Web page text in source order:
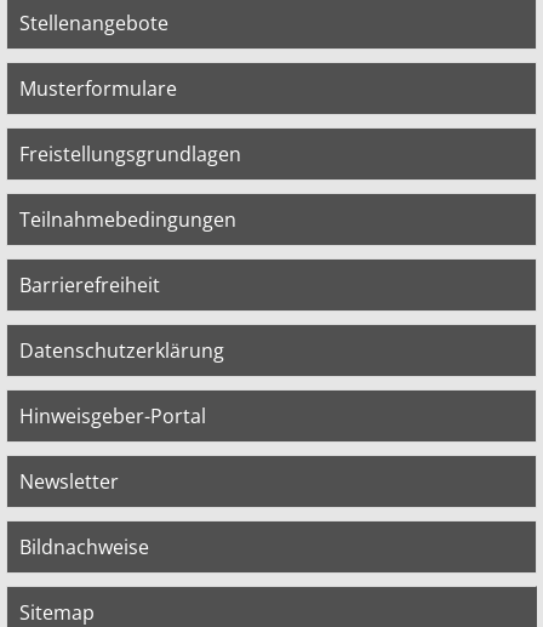
Stellenangebote
Musterformulare
Freistellungsgrundlagen
Teilnahmebedingungen
Barrierefreiheit
Datenschutzerklärung
Hinweisgeber-Portal
Newsletter
Bildnachweise
Sitemap